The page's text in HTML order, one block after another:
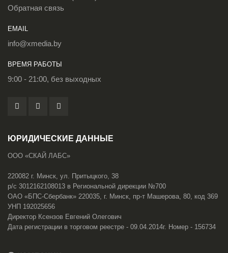
Обратная связь
EMAIL
info@xmedia.by
ВРЕМЯ РАБОТЫ
9:00 - 21:00, без выходных
ЮРИДИЧЕСКИЕ ДАННЫЕ
ООО «СКАЙ ЛАБС»
220082 г. Минск, ул. Притыцкого, 38
р/с 3012162108013 в Региональной дирекции №700
ОАО «БПС-Сбербанк» 220035, г. Минск, пр-т Машерова, 80, код 369
УНП 192025656
Директор Ксензов Евгений Олегович
Дата регистрации в торговом реестре - 09.04.2014г. Номер - 156734